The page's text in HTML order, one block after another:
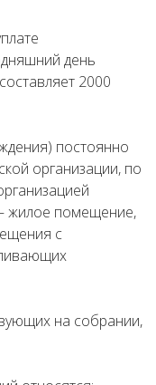
день
2000
постоянно
организации, по
жилое помещение,
с
на собрании,